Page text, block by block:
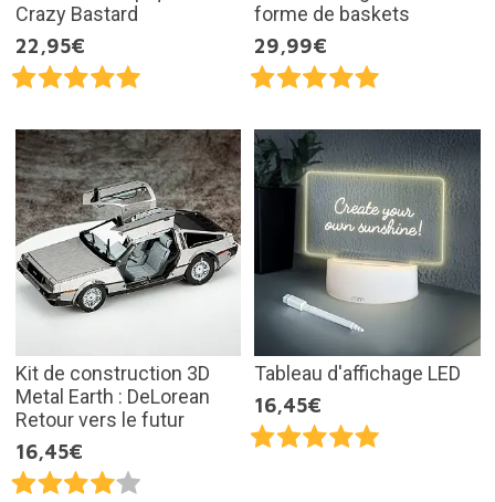
Crazy Bastard
22,95€
forme de baskets
29,99€
Kit de construction 3D
Metal Earth : DeLorean
Retour vers le futur
16,45€
Tableau d'affichage LED
16,45€